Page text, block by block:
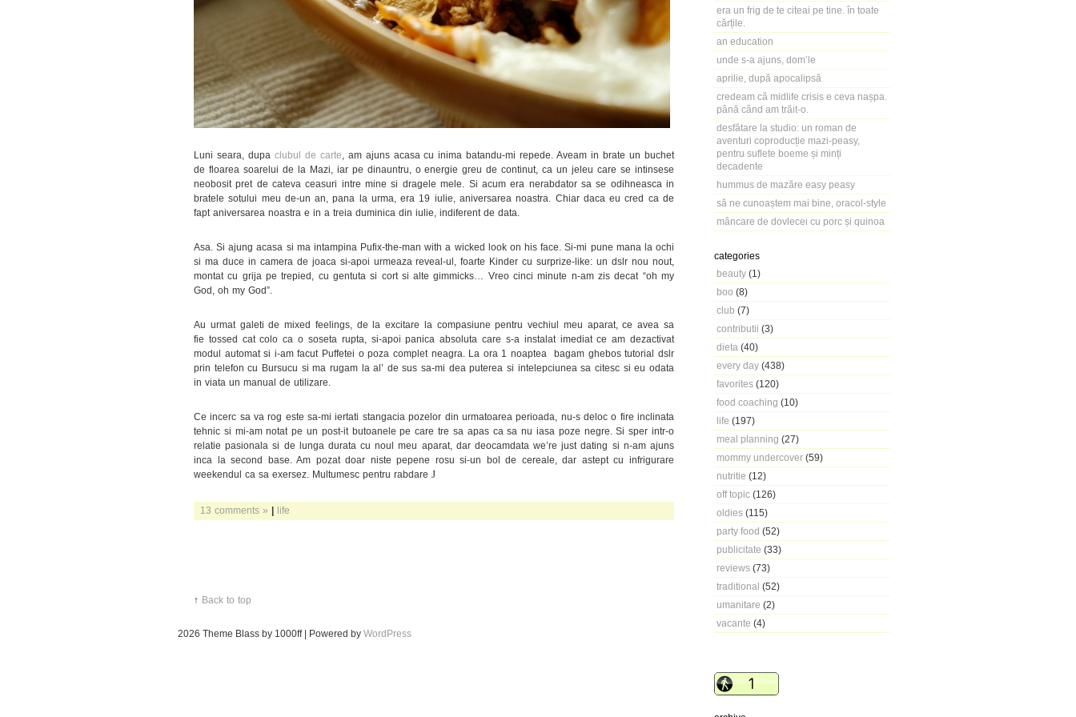
era un frig de te citeai pe tine. în toate
cărțile.
an education
unde s-a ajuns, dom’le
aprilie, după apocalipsă
credeam că midlife crisis e ceva nașpa.
până când am trăit-o.
desfătare la studio: un roman de
aventuri coproducție mazi-peasy,
pentru suflete boeme și minți
decadente
hummus de mazăre easy peasy
să ne cunoaștem mai bine, oracol-style
mâncare de dovlecei cu porc și quinoa
categories
beauty (1)
boo (8)
club (7)
contributii (3)
dieta (40)
every day (438)
favorites (120)
food coaching (10)
life (197)
meal planning (27)
mommy undercover (59)
nutritie (12)
off topic (126)
oldies (115)
party food (52)
publicitate (33)
reviews (73)
traditional (52)
umanitare (2)
vacante (4)
Luni seara, dupa clubul de carte , am ajuns acasa cu inima batandu-mi repede. Aveam in brate un buchet
de floarea soarelui de la Mazi, iar pe dinauntru, o energie greu de continut, ca un jeleu care se intinsese
neobosit pret de cateva ceasuri intre mine si dragele mele. Si acum era nerabdator sa se odihneasca in
bratele sotului meu de-un an, pana la urma, era 19 iulie, aniversarea noastra. Chiar daca eu cred ca de
fapt aniversarea noastra e in a treia duminica din iulie, indiferent de data.
Asa. Si ajung acasa si ma intampina Pufix-the-man with a wicked look on his face. Si-mi pune mana la ochi
si ma duce in camera de joaca si-apoi urmeaza reveal-ul, foarte Kinder cu surprize-like: un dslr nou nout,
montat cu grija pe trepied, cu gentuta si cort si alte gimmicks… Vreo cinci minute n-am zis decat “oh my
God, oh my God”.
Au urmat galeti de mixed feelings, de la excitare la compasiune pentru vechiul meu aparat, ce avea sa
fie tossed cat colo ca o soseta rupta, si-apoi panica absoluta care s-a instalat imediat ce am dezactivat
modul automat si i-am facut Puffetei o poza complet neagra. La ora 1 noaptea bagam ghebos tutorial dslr
prin telefon cu Bursucu si ma rugam la al’ de sus sa-mi dea puterea si intelepciunea sa citesc si eu odata
in viata un manual de utilizare.
Ce incerc sa va rog este sa-mi iertati stangacia pozelor din urmatoarea perioada, nu-s deloc o fire inclinata
tehnic si mi-am notat pe un post-it butoanele pe care tre sa apas ca sa nu iasa poze negre. Si sper intr-o
relatie pasionala si de lunga durata cu noul meu aparat, dar deocamdata we’re just dating si n-am ajuns
inca la second base. Am pozat doar niste pepene rosu si-un bol de cereale, dar astept cu infrigurare
weekendul ca sa exersez. Multumesc pentru rabdare J
13 comments » | life
↑ Back to top
2026 Theme Blass by 1000ff | Powered by WordPress